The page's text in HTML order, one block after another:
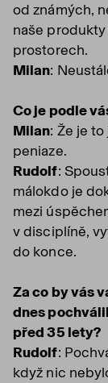
od známých,
naše
prostorech.
Milan:
Co je podle
Milan: Že je
peniaze.
Rudolf:
málokdo je
mezi
v disciplíně,
do konce.
Za co by vás
dnes
před 35 lety?
Rudolf:
když nic